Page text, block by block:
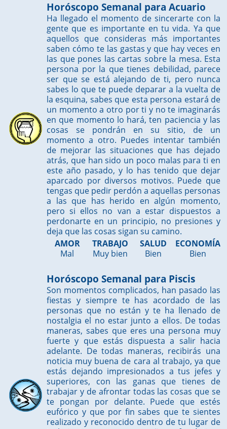
Horóscopo Semanal para Acuario
Ha llegado el momento de sincerarte con la
gente que es importante en tu vida. Ya que
aquellos que consideras más importantes
saben cómo te las gastas y que hay veces en
las que pones las cartas sobre la mesa. Esta
persona por la que tienes debilidad, parece
ser que se está alejando de ti, pero nunca
sabes lo que te puede deparar a la vuelta de
la esquina, sabes que esta persona estará de
un momento a otro por ti y no te imaginarás
en que momento lo hará, ten paciencia y las
cosas se pondrán en su sitio, de un
momento a otro. Puedes intentar también
de mejorar las situaciones que has dejado
atrás, que han sido un poco malas para ti en
este año pasado, y lo has tenido que dejar
aparcado por diversos motivos. Puede que
tengas que pedir perdón a aquellas personas
a las que has herido en algún momento,
pero si ellos no van a estar dispuestos a
perdonarte en un principio, no presiones y
deja que las cosas sigan su camino.
AMOR
Mal
TRABAJO
Muy bien
SALUD
Bien
ECONOMÍA
Bien
Horóscopo Semanal para Piscis
Son momentos complicados, han pasado las
fiestas y siempre te has acordado de las
personas que no están y te ha llenado de
nostalgia el no estar junto a ellos. De todas
maneras, sabes que eres una persona muy
fuerte y que estás dispuesta a salir hacia
adelante. De todas maneras, recibirás una
noticia muy buena de cara al trabajo, ya que
estás dejando impresionados a tus jefes y
superiores, con las ganas que tienes de
trabajar y de afrontar todas las cosas que se
te pongan por delante. Puede que estés
eufórico y que por fin sabes que te sientes
realizado y reconocido dentro de tu lugar de